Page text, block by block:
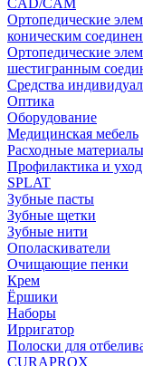
CAD/CAM
Ортопедические
коническим
Ортопедические
шестигранным
Средства
Оптика
Оборудование
Медицинская мебель
Расходные материалы
Профилактика и уход
SPLAT
Зубные пасты
Зубные щетки
Зубные нити
Ополаскиватели
Очищающие пенки
Крем
Ёршики
Наборы
Ирригатор
Полоски для
CURAPROX